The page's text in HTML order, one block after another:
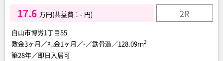
17.6 万円(共益費：- 円) 2R
白山市博労1丁目55
敷金3ヶ月／礼金1ヶ月／-／鉄骨造／128.09ｍ2
築28年／即日入居可